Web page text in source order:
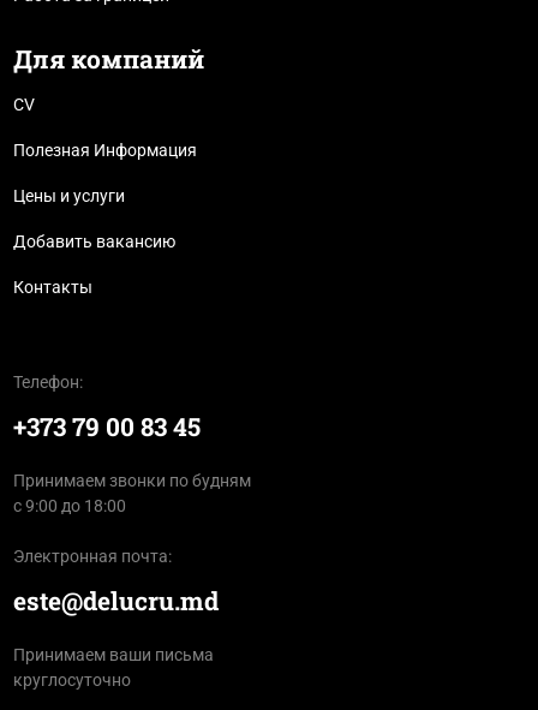
Для компаний
CV
Полезная Информация
Цены и услуги
Добавить вакансию
Контакты
Телефон:
+373 79 00 83 45
Принимаем звонки по будням
с 9:00 до 18:00
Электронная почта:
este@delucru.md
Принимаем ваши письма
круглосуточно